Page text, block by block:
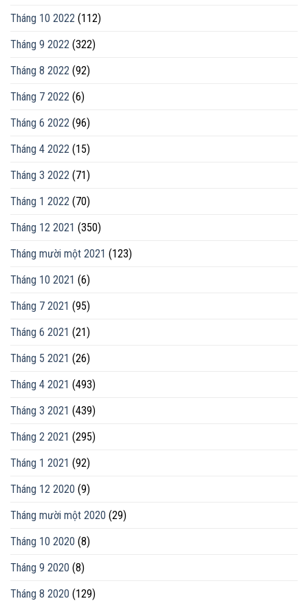
Tháng 10 2022 (112)
Tháng 9 2022 (322)
Tháng 8 2022 (92)
Tháng 7 2022 (6)
Tháng 6 2022 (96)
Tháng 4 2022 (15)
Tháng 3 2022 (71)
Tháng 1 2022 (70)
Tháng 12 2021 (350)
Tháng mười một 2021 (123)
Tháng 10 2021 (6)
Tháng 7 2021 (95)
Tháng 6 2021 (21)
Tháng 5 2021 (26)
Tháng 4 2021 (493)
Tháng 3 2021 (439)
Tháng 2 2021 (295)
Tháng 1 2021 (92)
Tháng 12 2020 (9)
Tháng mười một 2020 (29)
Tháng 10 2020 (8)
Tháng 9 2020 (8)
Tháng 8 2020 (129)